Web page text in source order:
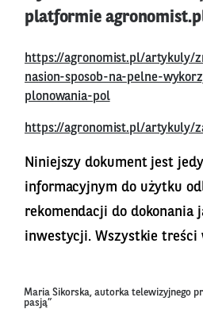
platformie
https://agronomist.pl/artykuly/
nasion-sposob-na-pelne-
plonowania-pol
https://agronomist.pl/artykuly/
Niniejszy dokument jest
informacyjnym do użytku
rekomendacji do dokonania
inwestycji. Wszystkie treści
Maria Sikorska, autorka telewizyjnego
pasją”